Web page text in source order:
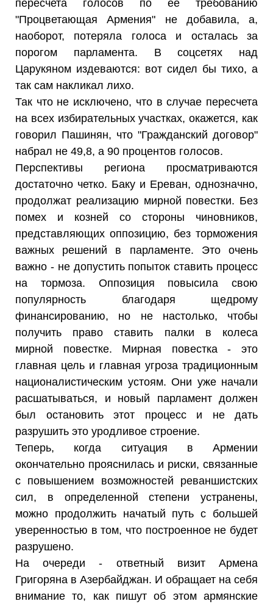
пересчета голосов по ее требованию
"Процветающая Армения" не добавила, а,
наоборот, потеряла голоса и осталась за
порогом парламента. В соцсетях над
Царукяном издеваются: вот сидел бы тихо, а
так сам накликал лихо.
Так что не исключено, что в случае пересчета
на всех избирательных участках, окажется, как
говорил Пашинян, что "Гражданский договор"
набрал не 49,8, а 90 процентов голосов.
Перспективы региона просматриваются
достаточно четко. Баку и Ереван, однозначно,
продолжат реализацию мирной повестки. Без
помех и козней со стороны чиновников,
представляющих оппозицию, без торможения
важных решений в парламенте. Это очень
важно - не допустить попыток ставить процесс
на тормоза. Оппозиция повысила свою
популярность благодаря щедрому
финансированию, но не настолько, чтобы
получить право ставить палки в колеса
мирной повестке. Мирная повестка - это
главная цель и главная угроза традиционным
националистическим устоям. Они уже начали
расшатываться, и новый парламент должен
был остановить этот процесс и не дать
разрушить это уродливое строение.
Теперь, когда ситуация в Армении
окончательно прояснилась и риски, связанные
с повышением возможностей реваншистских
сил, в определенной степени устранены,
можно продолжить начатый путь с большей
уверенностью в том, что построенное не будет
разрушено.
На очереди - ответный визит Армена
Григоряна в Азербайджан. И обращает на себя
внимание то, как пишут об этом армянские